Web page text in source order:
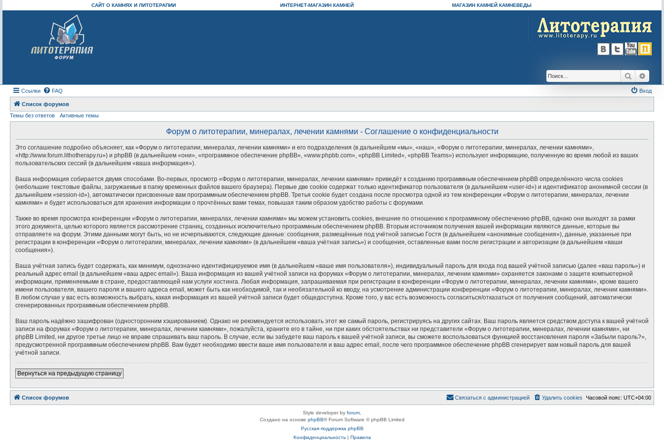
САЙТ О КАМНЯХ И ЛИТОТЕРАПИИ ИНТЕРНЕТ-МАГАЗИН КАМНЕЙ МАГАЗИН КАМНЕЙ КАМНЕВЕДЫ
Поиск
Ссылки FAQ Вход
Список форумов
Темы без ответов
Активные темы
Форум о литотерапии, минералах, лечении камнями - Соглашение о конфиденциальности
Это соглашение подробно объясняет, как «Форум о литотерапии, минералах, лечении камнями» и его подразделения (в дальнейшем «мы», «наш», «Форум о литотерапии, минералах, лечении камнями»,
«http://www.forum.lithotherapy.ru») и phpBB (в дальнейшем «они», «программное обеспечение phpBB», «www.phpbb.com», «phpBB Limited», «phpBB Teams») используют информацию, полученную во время любой из ваших
пользовательских сессий (в дальнейшем «ваша информация»).
Ваша информация собирается двумя способами. Во-первых, просмотр «Форум о литотерапии, минералах, лечении камнями» приведёт к созданию программным обеспечением phpBB определённого числа cookies
(небольшие текстовые файлы, загружаемые в папку временных файлов вашего браузера). Первые две cookie содержат только идентификатор пользователя (в дальнейшем «user-id») и идентификатор анонимной сессии (в
дальнейшем «session-id»), автоматически присвоенные вам программным обеспечением phpBB. Третья cookie будет создана после просмотра одной из тем конференции «Форум о литотерапии, минералах, лечении
камнями» и будет использоваться для хранения информации о прочтённых вами темах, повышая таким образом удобство работы с форумами.
Также во время просмотра конференции «Форум о литотерапии, минералах, лечении камнями» мы можем установить cookies, внешние по отношению к программному обеспечению phpBB, однако они выходят за рамки
этого документа, целью которого является рассмотрение страниц, созданных исключительно программным обеспечением phpBB. Вторым источником получения вашей информации являются данные, которые вы
отправляете на форум. Этими данными могут быть, но не исчерпываются, следующие данные: сообщения, размещённые под учётной записью Гостя (в дальнейшем «анонимные сообщения»), данные, указанные при
регистрации в конференции «Форум о литотерапии, минералах, лечении камнями» (в дальнейшем «ваша учётная запись») и сообщения, оставленные вами после регистрации и авторизации (в дальнейшем «ваши
сообщения»).
Ваша учётная запись будет содержать, как минимум, однозначно идентифицируемое имя (в дальнейшем «ваше имя пользователя»), индивидуальный пароль для входа под вашей учётной записью (далее «ваш пароль») и
реальный адрес email (в дальнейшем «ваш адрес email»). Ваша информация из вашей учётной записи на форумах «Форум о литотерапии, минералах, лечении камнями» охраняется законами о защите компьютерной
информации, применяемыми в стране, предоставляющей нам услуги хостинга. Любая информация, запрашиваемая при регистрации в конференции «Форум о литотерапии, минералах, лечении камнями», кроме вашего
имени пользователя, вашего пароля и вашего адреса email, может быть как необходимой, так и необязательной ко вводу, на усмотрение администрации конференции «Форум о литотерапии, минералах, лечении камнями».
В любом случае у вас есть возможность выбрать, какая информация из вашей учётной записи будет общедоступна. Кроме того, у вас есть возможность согласиться/отказаться от получения сообщений, автоматически
сгенерированных программным обеспечением phpBB.
Ваш пароль надёжно зашифрован (односторонним хэшированием). Однако не рекомендуется использовать этот же самый пароль, регистрируясь на других сайтах. Ваш пароль является средством доступа к вашей учётной
записи на форумах «Форум о литотерапии, минералах, лечении камнями», пожалуйста, храните его в тайне, ни при каких обстоятельствах ни представители «Форум о литотерапии, минералах, лечении камнями», ни
phpBB Limited, ни другое третье лицо не вправе спрашивать ваш пароль. В случае, если вы забудете ваш пароль к вашей учётной записи, вы сможете воспользоваться функцией восстановления пароля «Забыли пароль?»,
предусмотренной программным обеспечением phpBB. Вам будет необходимо ввести ваше имя пользователя и ваш адрес email, после чего программное обеспечение phpBB сгенерирует вам новый пароль для вашей
учётной записи.
Вернуться на предыдущую страницу
Список форумов Часовой пояс: UTC+04:00
Удалить cookies
Связаться с администрацией
Style developer by forum
Создано на основе phpBB® Forum Software © phpBB Limited
Русская поддержка phpBB
Конфиденциальность| Правила